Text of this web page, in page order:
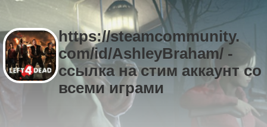
https://steamcommunity.
com/id/AshleyBraham/ -
ссылка на стим аккаунт со
всеми играми